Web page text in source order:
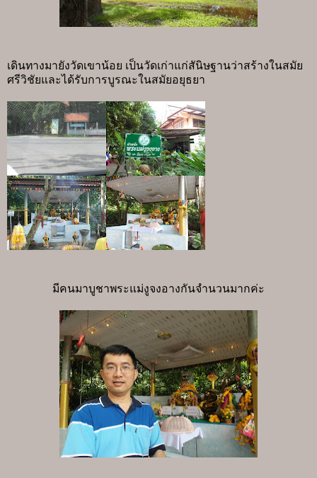
เดินทางมายังวัดเขาน้อย เป็นวัดเก่าแก่สันิษฐานว่าสร้างในสมัย
ศรีวิชัยและได้รับการบูรณะในสมัยอยุธยา
มีคนมาบูชาพระแม่งูจงอางกันจำนวนมากค่ะ